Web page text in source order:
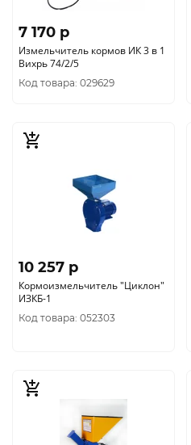
7 170 p
Измельчитель кормов ИК 3 в 1
Вихрь 74/2/5
Код товара: 029629
10 257 p
Кормоизмельчитель "Циклон"
ИЗКБ-1
Код товара: 052303